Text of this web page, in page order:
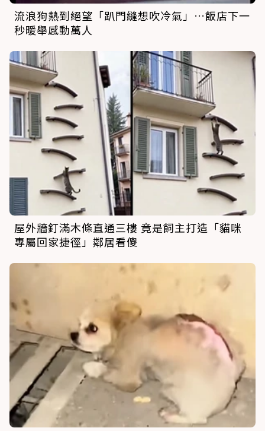
流浪狗熱到絕望「趴門縫想吹冷氣」…飯店下一
秒暖舉感動萬人
屋外牆釘滿木條直通三樓 竟是飼主打造「貓咪
專屬回家捷徑」鄰居看傻